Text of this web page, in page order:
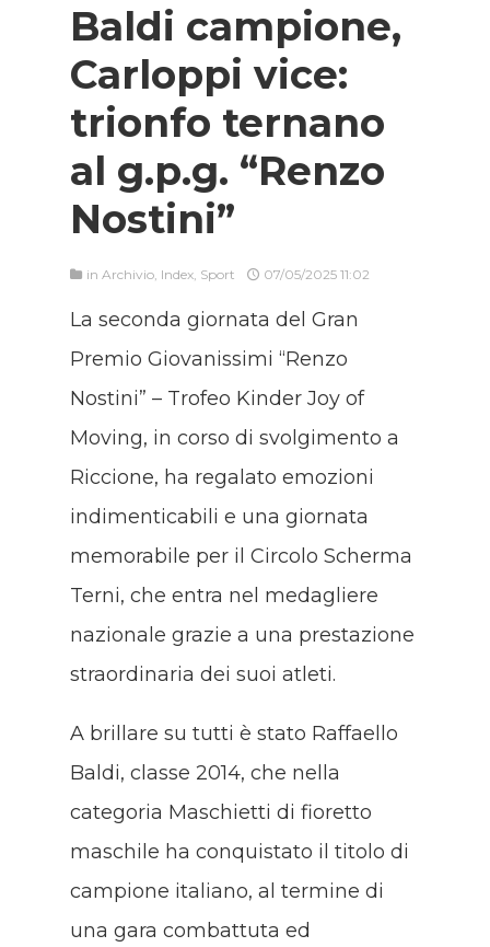
Baldi campione,
Carloppi vice:
trionfo ternano
al g.p.g. “Renzo
Nostini”
in Archivio Index Sport 07/05/2025 11:02
La seconda giornata del Gran
Premio Giovanissimi “Renzo
Nostini” – Trofeo Kinder Joy of
Moving, in corso di svolgimento a
Riccione, ha regalato emozioni
indimenticabili e una giornata
memorabile per il Circolo Scherma
Terni, che entra nel medagliere
nazionale grazie a una prestazione
straordinaria dei suoi atleti.
A brillare su tutti è stato Raffaello
Baldi, classe 2014, che nella
categoria Maschietti di fioretto
maschile ha conquistato il titolo di
campione italiano, al termine di
una gara combattuta ed